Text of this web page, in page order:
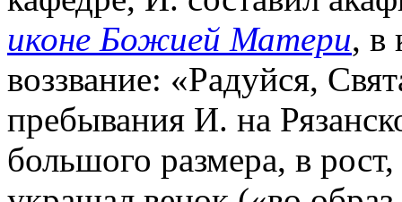
иконе Божией Матери, в
воззвание: «Радуйся,
пребывания И. на
большого размера, в